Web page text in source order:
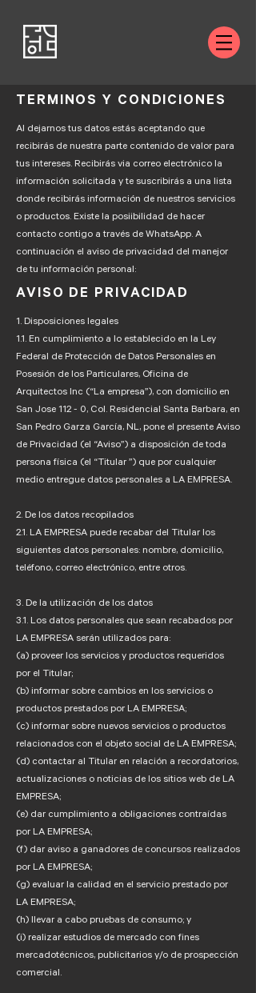
TERMINOS Y CONDICIONES
Al dejarnos tus datos estás aceptando que
recibirás de nuestra parte contenido de valor para
tus intereses. Recibirás via correo electrónico la
información solicitada y te suscribirás a una lista
donde recibirás información de nuestros servicios
o productos. Existe la posiibilidad de hacer
contacto contigo a través de WhatsApp. A
continuación el aviso de privacidad del manejor
de tu información personal:
AVISO DE PRIVACIDAD
1. Disposiciones legales
1.1. En cumplimiento a lo establecido en la Ley
Federal de Protección de Datos Personales en
Posesión de los Particulares, Oficina de
Arquitectos Inc (“La empresa”), con domicilio en
San Jose 112 - 0, Col. Residencial Santa Barbara, en
San Pedro Garza García, NL, pone el presente Aviso
de Privacidad (el “Aviso”) a disposición de toda
persona física (el “Titular ”) que por cualquier
medio entregue datos personales a LA EMPRESA.
2. De los datos recopilados
2.1. LA EMPRESA puede recabar del Titular los
siguientes datos personales: nombre, domicilio,
teléfono, correo electrónico, entre otros.
3. De la utilización de los datos
3.1. Los datos personales que sean recabados por
LA EMPRESA serán utilizados para:
(a) proveer los servicios y productos requeridos
por el Titular;
(b) informar sobre cambios en los servicios o
productos prestados por LA EMPRESA;
(c) informar sobre nuevos servicios o productos
relacionados con el objeto social de LA EMPRESA;
(d) contactar al Titular en relación a recordatorios,
actualizaciones o noticias de los sitios web de LA
EMPRESA;
(e) dar cumplimiento a obligaciones contraídas
por LA EMPRESA;
(f) dar aviso a ganadores de concursos realizados
por LA EMPRESA;
(g) evaluar la calidad en el servicio prestado por
LA EMPRESA;
(h) llevar a cabo pruebas de consumo; y
(i) realizar estudios de mercado con fines
mercadotécnicos, publicitarios y/o de prospección
comercial.